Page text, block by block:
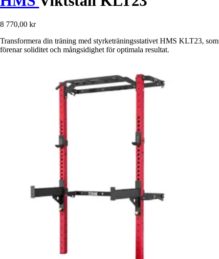
8 770,00 kr
Transformera din träning med styrketräningsstativet HMS KLT23, som
förenar soliditet och mångsidighet för optimala resultat.